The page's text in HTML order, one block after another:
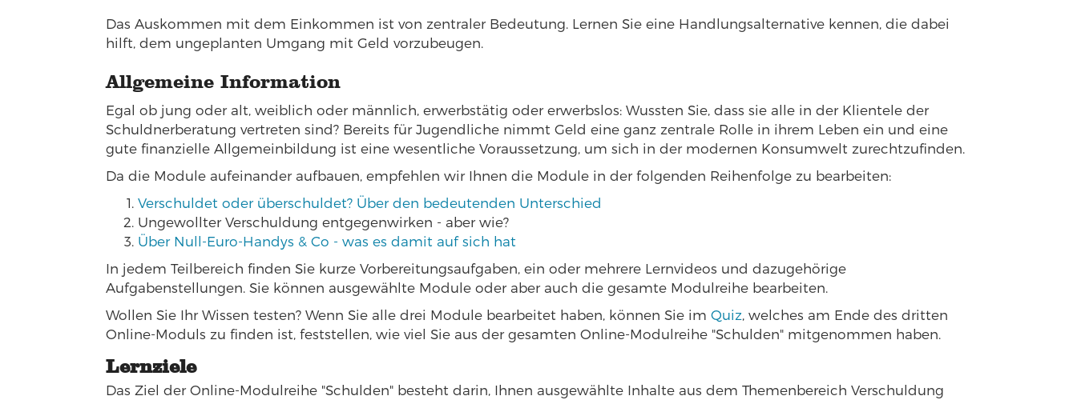
Das Auskommen mit dem Einkommen ist von zentraler Bedeutung. Lernen Sie eine Handlungsalternative kennen, die dabei
hilft, dem ungeplanten Umgang mit Geld vorzubeugen.
Allgemeine Information
Egal ob jung oder alt, weiblich oder männlich, erwerbstätig oder erwerbslos: Wussten Sie, dass sie alle in der Klientele der
Schuldnerberatung vertreten sind? Bereits für Jugendliche nimmt Geld eine ganz zentrale Rolle in ihrem Leben ein und eine
gute finanzielle Allgemeinbildung ist eine wesentliche Voraussetzung, um sich in der modernen Konsumwelt zurechtzufinden.
Da die Module aufeinander aufbauen, empfehlen wir Ihnen die Module in der folgenden Reihenfolge zu bearbeiten:
Verschuldet oder überschuldet? Über den bedeutenden Unterschied
Ungewollter Verschuldung entgegenwirken - aber wie?
Über Null-Euro-Handys & Co - was es damit auf sich hat
In jedem Teilbereich finden Sie kurze Vorbereitungsaufgaben, ein oder mehrere Lernvideos und dazugehörige
Aufgabenstellungen. Sie können ausgewählte Module oder aber auch die gesamte Modulreihe bearbeiten.
Wollen Sie Ihr Wissen testen? Wenn Sie alle drei Module bearbeitet haben, können Sie im Quiz, welches am Ende des dritten
Online-Moduls zu finden ist, feststellen, wie viel Sie aus der gesamten Online-Modulreihe "Schulden" mitgenommen haben.
Lernziele
Das Ziel der Online-Modulreihe "Schulden" besteht darin, Ihnen ausgewählte Inhalte aus dem Themenbereich Verschuldung